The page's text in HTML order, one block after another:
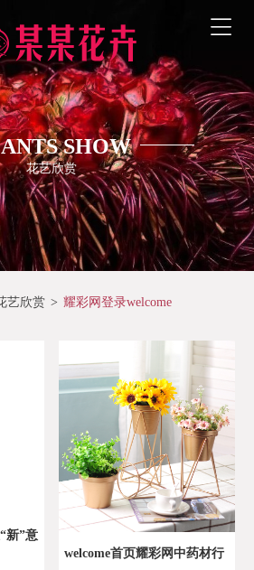
SHOW
花艺欣赏
艺欣赏 > 耀彩网登录welcome
新”意
welcome首页耀彩网中药材行